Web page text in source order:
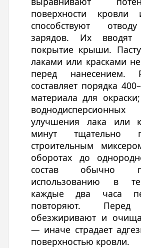
поверхности
способствуют
зарядов. Их
покрытие крыши.
лаками или красками
перед нанесением.
составляет порядка
материала для
улучшения лака или
минут тщательно
строительным
оборотах до
состав обычно
использованию в
каждые два часа
повторяют. Перед
обезжиривают и
— иначе страдает
поверхностью кровли.